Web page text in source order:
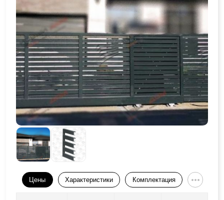
Цены Характеристики Комплектация